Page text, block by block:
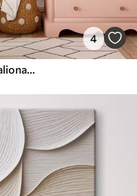
4
Akvarelinis piešinys su gyvūnais, balionais, lėktuvu ir automobiliu